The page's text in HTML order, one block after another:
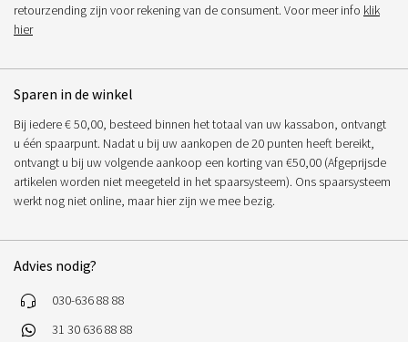
retourzending zijn voor rekening van de consument. Voor meer info klik
hier
Sparen in de winkel
Bij iedere € 50,00, besteed binnen het totaal van uw kassabon, ontvangt
u één spaarpunt. Nadat u bij uw aankopen de 20 punten heeft bereikt,
ontvangt u bij uw volgende aankoop een korting van €50,00 (Afgeprijsde
artikelen worden niet meegeteld in het spaarsysteem). Ons spaarsysteem
werkt nog niet online, maar hier zijn we mee bezig.
Advies nodig?
030-636 88 88
31 30 636 88 88